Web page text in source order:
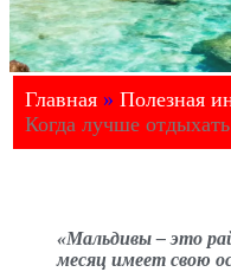
Главная » Полезная
Когда лучше
«Мальдивы – это
месяц имеет свою